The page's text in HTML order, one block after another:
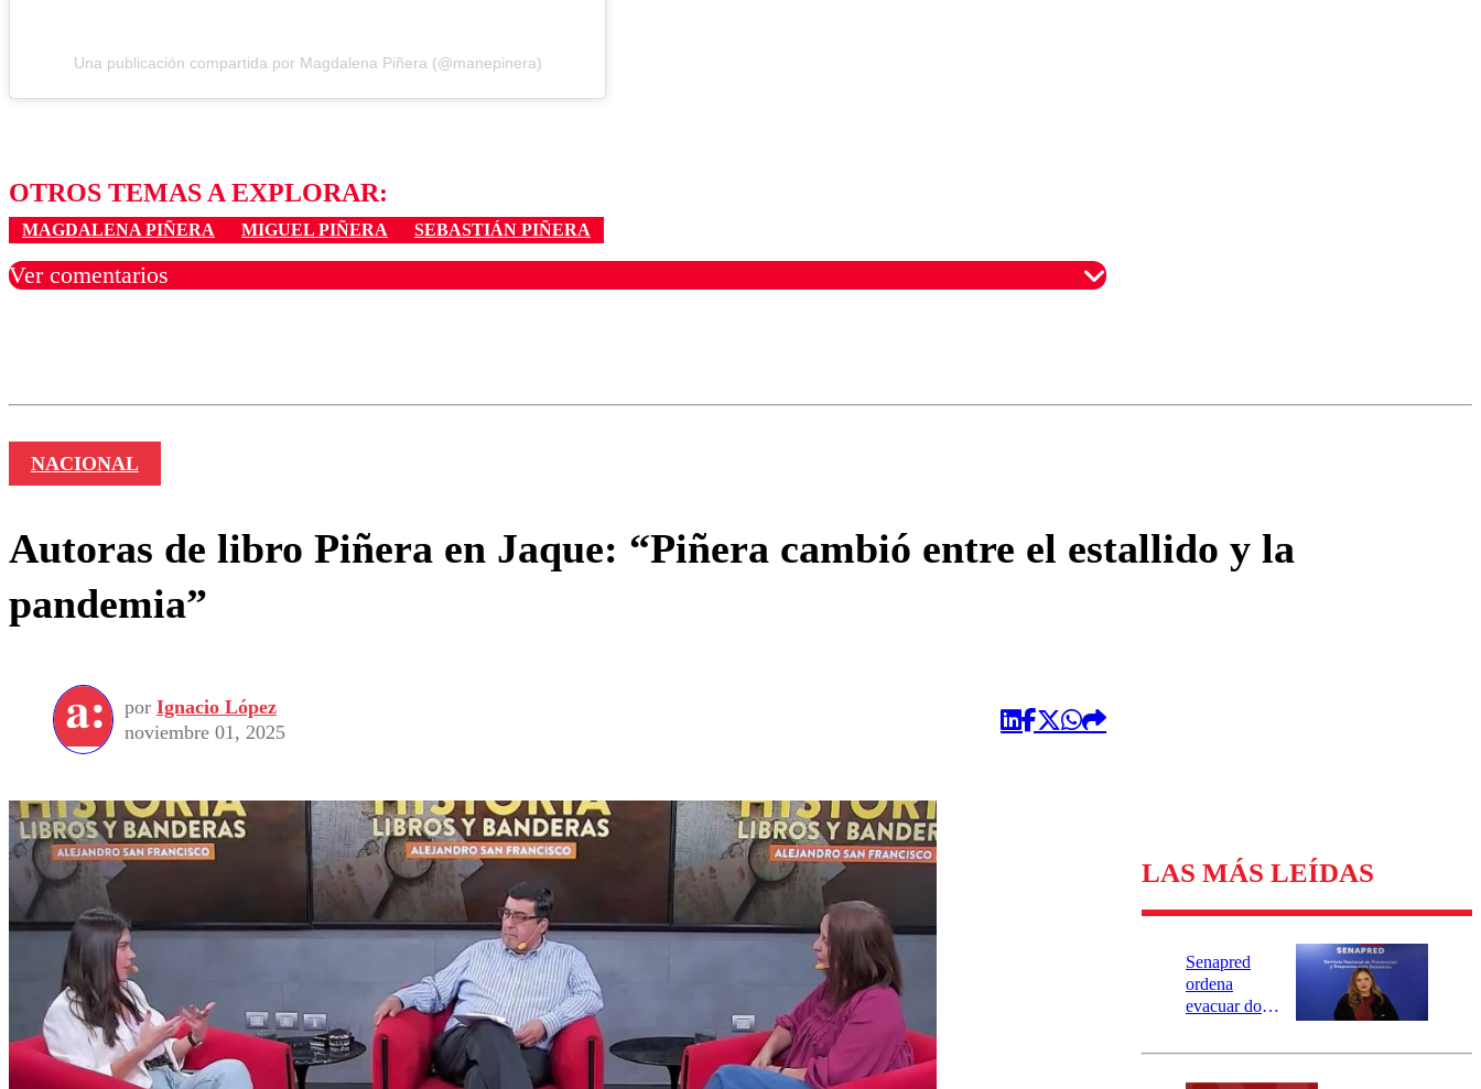
Una publicación compartida por Magdalena Piñera (@manepinera)
OTROS TEMAS A EXPLORAR:
MAGDALENA PIÑERA MIGUEL PIÑERA SEBASTIÁN PIÑERA
Ver comentarios
NACIONAL
Autoras de libro Piñera en Jaque: “Piñera cambió entre el estallido y la
pandemia”
por Ignacio López
noviembre 01, 2025
LAS MÁS LEÍDAS
Senapred
ordena
evacuar dos
Carahue por